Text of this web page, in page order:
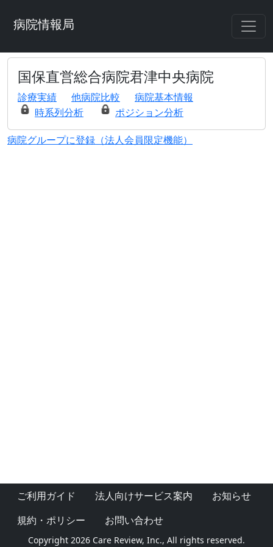
病院情報局
国保直営総合病院君津中央病院
診療実績 他病院比較
病院基本情報
時系列分析
ポジション分析
病院グループに登録（法人会員限定機能）
ご利用ガイド 法人向けサービス案内
お知らせ
規約・ポリシー
お問い合わせ
Copyright 2026 Care Review, Inc., All rights reserved.